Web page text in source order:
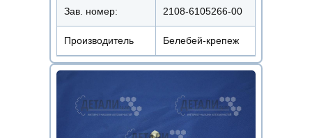
Зав. номер: 2108-6105266-00
Производитель Белебей-крепеж